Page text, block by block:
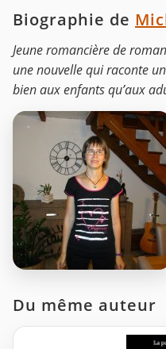
Biographie de
Jeune romancière de
une nouvelle qui raconte
bien aux enfants qu’aux
Du même auteur